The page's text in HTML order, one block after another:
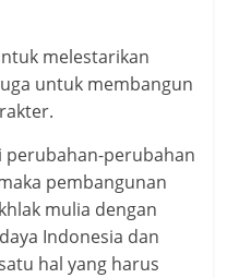
melestarikan
untuk membangun
perubahan-perubahan
pembangunan
mulia dengan
Indonesia dan
hal yang harus